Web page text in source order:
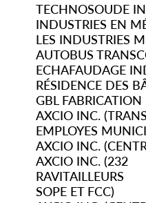
TECHNOSOUDE
INDUSTRIES EN
LES INDUSTRIES
AUTOBUS
ECHAFAUDAGE
RÉSIDENCE DES
GBL
AXCIO INC.
EMPLOYES
AXCIO INC.
AXCIO INC. (232
RAVITAILLEURS
SOPE ET FCC)